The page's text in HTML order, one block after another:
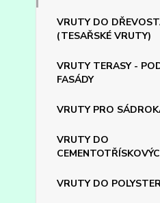
VRUTY DO
(TESAŘSKÉ VRUTY)
VRUTY TERASY -
FASÁDY
VRUTY PRO
VRUTY DO
VRUTY DO